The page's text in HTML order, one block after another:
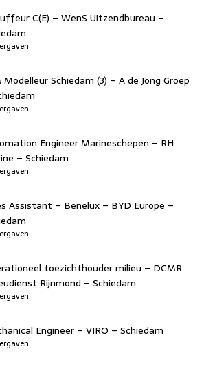
C(E) – WenS Uitzendbureau –
Modelleur Schiedam (3) – A de Jong Groep
Engineer Marineschepen – RH
– Schiedam
Assistant – Benelux – BYD Europe –
toezichthouder milieu – DCMR
Rijnmond – Schiedam
Engineer – VIRO – Schiedam